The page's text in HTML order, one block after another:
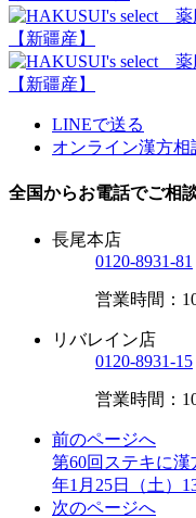
LINEで送る
オンライン漢方相
全国からお電話でご相
長尾本店
0120-8931-81
営業時間：
リバレイン店
0120-8931-15
営業時間：
前のページへ
第60回ステキに
年1月25日（土）
次のページへ